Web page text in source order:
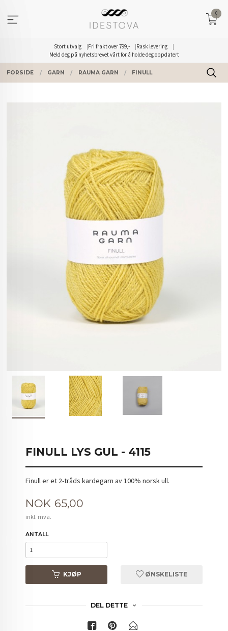
innholdet
Stort utvalg Fri frakt over 799,-
Rask levering
Meld deg på nyhetsbrevet vårt for å holde deg oppdatert
0
FORSIDE GARN RAUMA GARN FINULL
FINULL LYS GUL - 4115
Finull er et 2-tråds kardegarn av 100% norsk ull.
Pris
NOK 65,00
inkl. mva.
ANTALL
KJØP ØNSKELISTE
DEL DETTE